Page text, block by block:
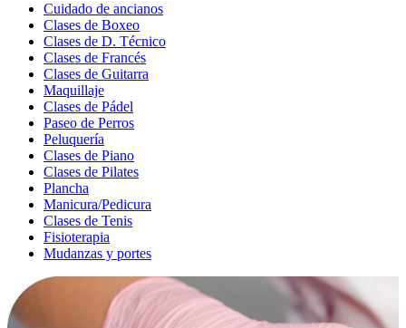
Cuidado de ancianos
Clases de Boxeo
Clases de D. Técnico
Clases de Francés
Clases de Guitarra
Maquillaje
Clases de Pádel
Paseo de Perros
Peluquería
Clases de Piano
Clases de Pilates
Plancha
Manicura/Pedicura
Clases de Tenis
Fisioterapia
Mudanzas y portes